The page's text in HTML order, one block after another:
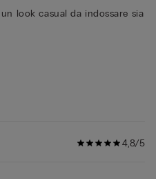
look casual da indossare sia
4,8/5